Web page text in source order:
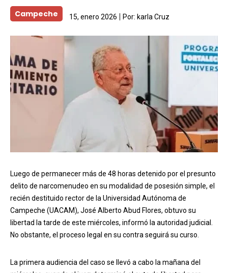
Campeche 15, enero 2026 Por: karla Cruz
Luego de permanecer más de 48 horas detenido por el presunto
delito de narcomenudeo en su modalidad de posesión simple, el
recién destituido rector de la Universidad Autónoma de
Campeche (UACAM), José Alberto Abud Flores, obtuvo su
libertad la tarde de este miércoles, informó la autoridad judicial.
No obstante, el proceso legal en su contra seguirá su curso.
La primera audiencia del caso se llevó a cabo la mañana del